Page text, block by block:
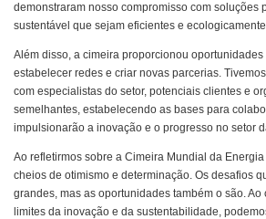
demonstraram nosso compromisso com soluções
sustentável que sejam eficientes e
Além disso, a cimeira proporcionou
estabelecer redes e criar novas parcerias.
com especialistas do setor, potenciais clientes e
semelhantes, estabelecendo as bases para
impulsionarão a inovação e o progresso no setor
Ao refletirmos sobre a Cimeira Mundial da
cheios de otimismo e determinação. Os desafios
grandes, mas as oportunidades também o são.
limites da inovação e da sustentabilidade,